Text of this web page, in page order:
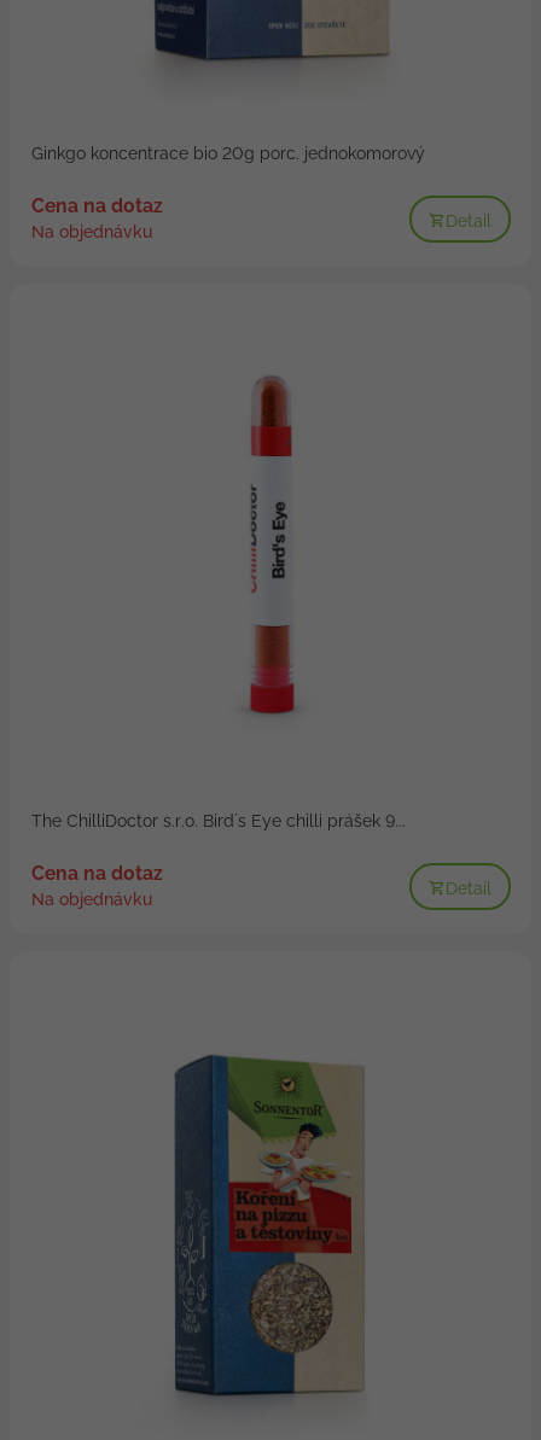
Ginkgo koncentrace bio 20g porc. jednokomorový
Cena na dotaz
Na objednávku
Detail
The ChilliDoctor s.r.o. Bird´s Eye chilli prášek 9...
Cena na dotaz
Na objednávku
Detail